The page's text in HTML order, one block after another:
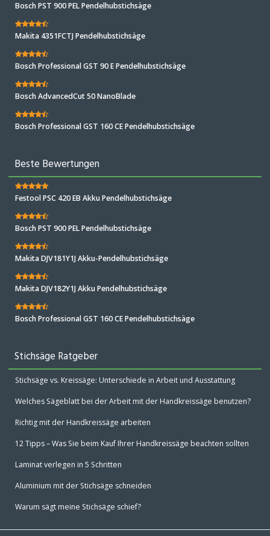
Bosch PST 900 PEL Pendelhubstichsäge
Makita 4351FCTJ Pendelhubstichsäge
Bosch Professional GST 90 E Pendelhubstichsäge
Bosch AdvancedCut 50 NanoBlade
Bosch Professional GST 160 CE Pendelhubstichsäge
Beste Bewertungen
Festool PSC 420 EB Akku Pendelhubstichsäge
Bosch PST 900 PEL Pendelhubstichsäge
Makita DJV181Y1J Akku-Pendelhubstichsäge
Makita DJV182Y1J Akku Pendelhubstichsäge
Bosch Professional GST 160 CE Pendelhubstichsäge
Stichsäge Ratgeber
Stichsäge vs. Kreissäge: Unterschiede in Arbeit und Ausstattung
Welches Sägeblatt bei der Arbeit mit der Handkreissäge benutzen?
Richtig mit der Handkreissäge arbeiten
12 Tipps – Was Sie beim Kauf Ihrer Handkreissäge beachten sollten
Laminat verlegen in 5 Schritten
Aluminium mit der Stichsäge schneiden
Warum sägt meine Stichsäge schief?